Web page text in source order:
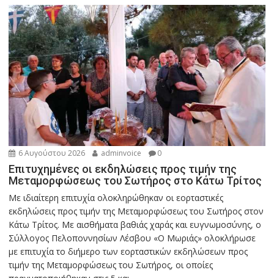
6 Αυγούστου 2026 adminvoice 0
Επιτυχημένες οι εκδηλώσεις προς τιμήν της
Μεταμορφώσεως του Σωτήρος στο Κάτω Τρίτος
Με ιδιαίτερη επιτυχία ολοκληρώθηκαν οι εορταστικές
εκδηλώσεις προς τιμήν της Μεταμορφώσεως του Σωτήρος στον
Κάτω Τρίτος. Με αισθήματα βαθιάς χαράς και ευγνωμοσύνης, ο
Σύλλογος Πελοποννησίων Λέσβου «Ο Μωριάς» ολοκλήρωσε
με επιτυχία το διήμερο των εορταστικών εκδηλώσεων προς
τιμήν της Μεταμορφώσεως του Σωτήρος, οι οποίες